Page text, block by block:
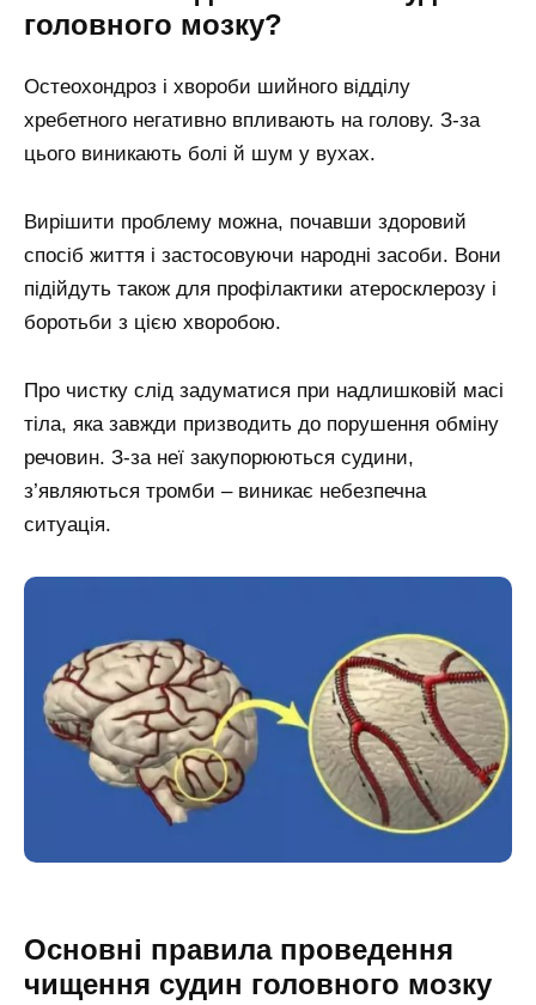
головного мозку?
Остеохондроз і хвороби шийного відділу
хребетного негативно впливають на голову. З-за
цього виникають болі й шум у вухах.
Вирішити проблему можна, почавши здоровий
спосіб життя і застосовуючи народні засоби. Вони
підійдуть також для профілактики атеросклерозу і
боротьби з цією хворобою.
Про чистку слід задуматися при надлишковій масі
тіла, яка завжди призводить до порушення обміну
речовин. З-за неї закупорюються судини,
з’являються тромби – виникає небезпечна
ситуація.
Основні правила проведення
чищення судин головного мозку